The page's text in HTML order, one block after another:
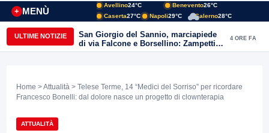
MENÙ
+
Avellino24°C Benevento26°C
Caserta27°C Napoli29°C Salerno28°C
ULTIME NOTIZIE
San Giorgio del Sannio, marciapiede
di via Falcone e Borsellino: Zampetti e
Lombardi replicano alle polemiche
4 ORE FA
Home >Attualità > Telese Terme, 14 “Medici del Sorriso” per ricordare
Francesco Bonelli: dal dolore nasce un progetto di clownterapia
ATTUALITÀ